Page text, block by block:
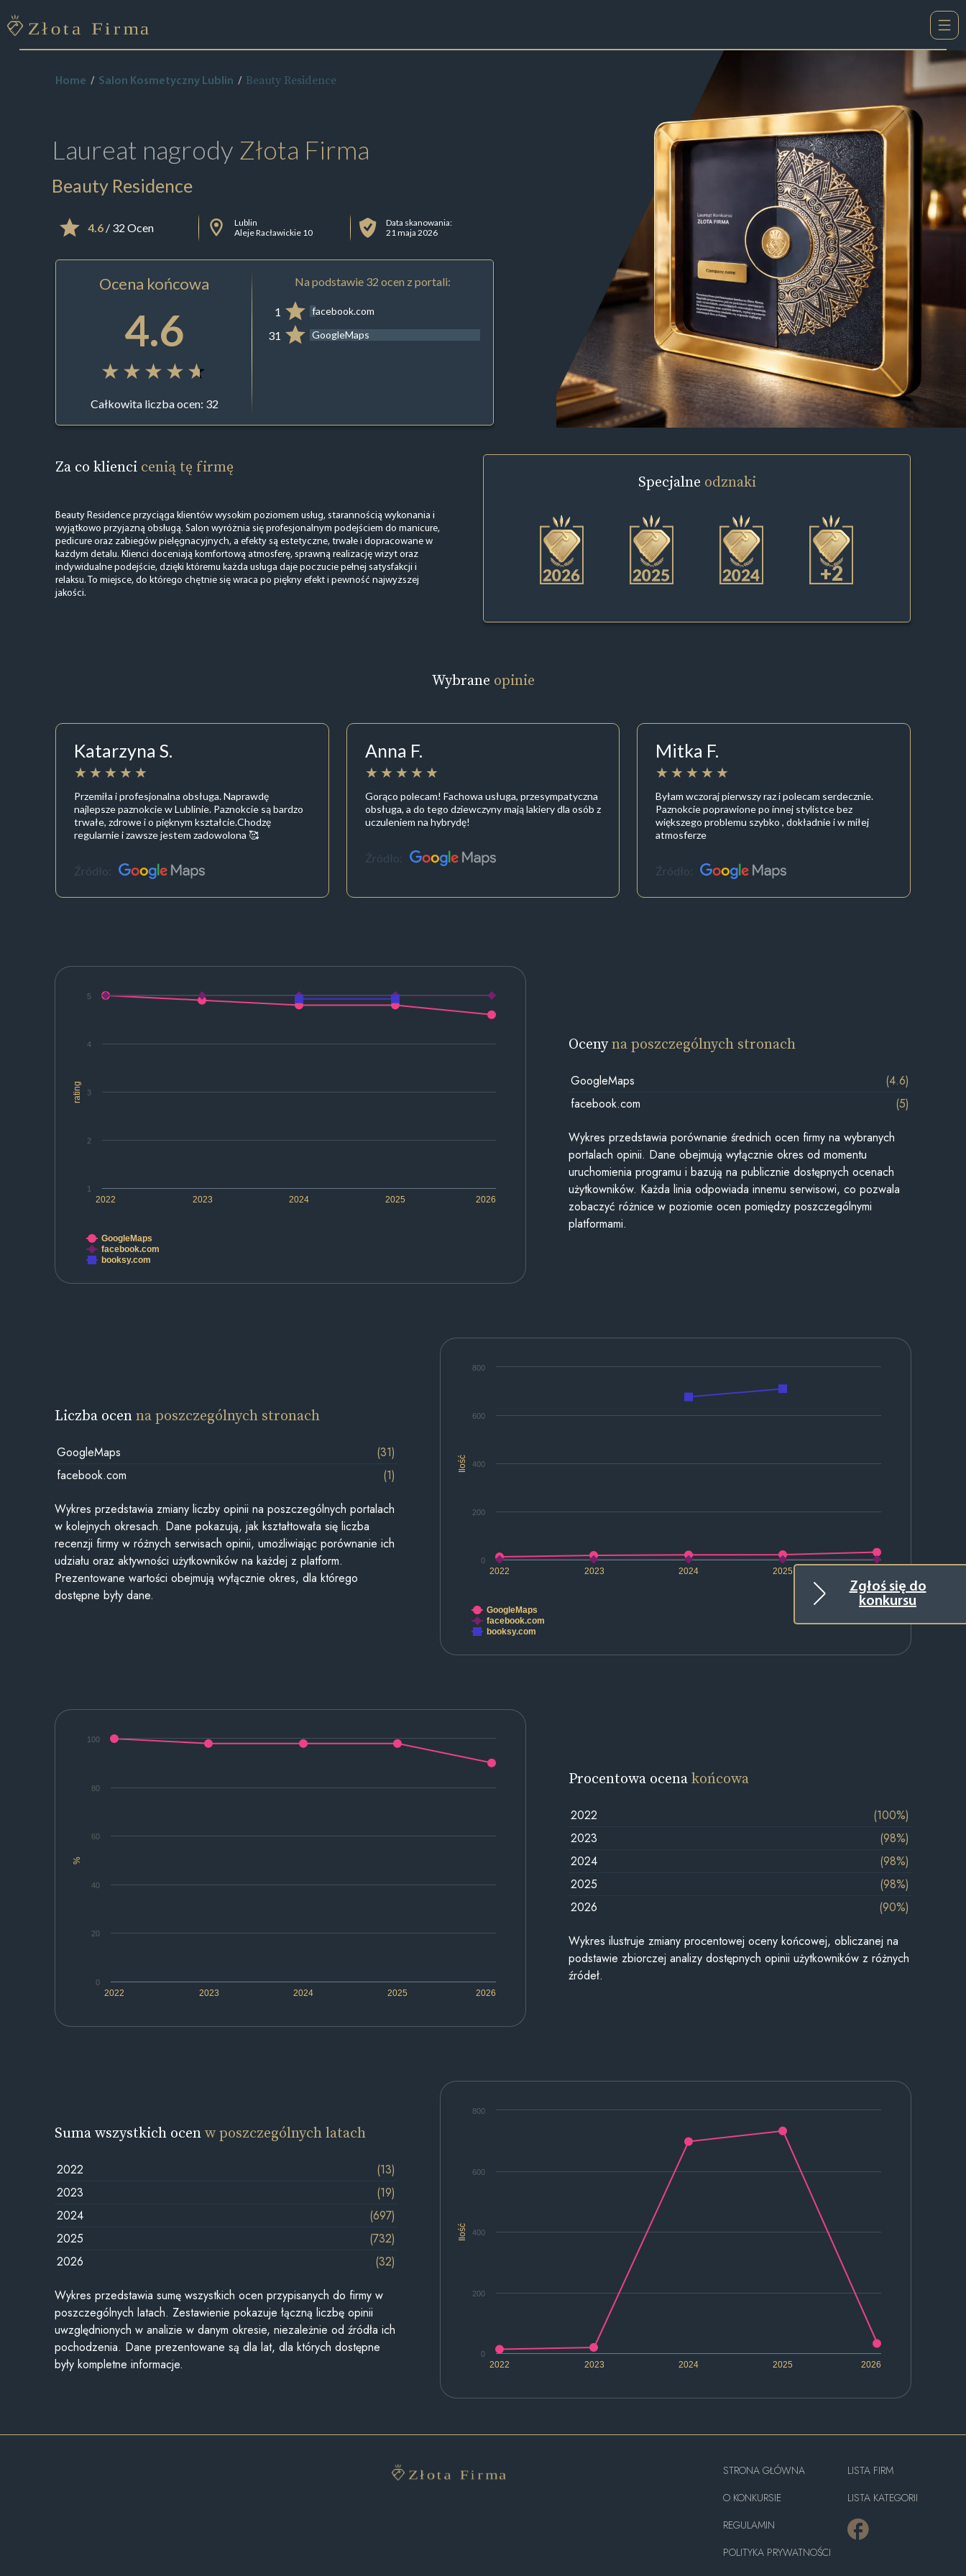
Zgłoś się do
konkursu
Home Salon Kosmetyczny Lublin Beauty Residence
Laureat nagrody Złota Firma
Beauty Residence
4.6/ 32 Ocen
Lublin
Aleje Racławickie 10
Data skanowania:
21 maja 2026
Ocena końcowa
4.6
Całkowita liczba ocen: 32
Na podstawie 32 ocen z portali:
1 facebook.com
31 GoogleMaps
Za co klienci cenią tę firmę
Beauty Residence przyciąga klientów wysokim poziomem usług, starannością wykonania i
wyjątkowo przyjazną obsługą. Salon wyróżnia się profesjonalnym podejściem do manicure,
pedicure oraz zabiegów pielęgnacyjnych, a efekty są estetyczne, trwałe i dopracowane w
każdym detalu. Klienci doceniają komfortową atmosferę, sprawną realizację wizyt oraz
indywidualne podejście, dzięki któremu każda usługa daje poczucie pełnej satysfakcji i
relaksu. To miejsce, do którego chętnie się wraca po piękny efekt i pewność najwyższej
jakości.
Specjalne odznaki
+2
Wybrane opinie
Katarzyna S.
Przemiła i profesjonalna obsługa. Naprawdę
najlepsze paznokcie w Lublinie. Paznokcie są bardzo
trwałe, zdrowe i o pięknym kształcie.Chodzę
regularnie i zawsze jestem zadowolona 🥰
Źródło:
Anna F.
Gorąco polecam! Fachowa usługa, przesympatyczna
obsługa, a do tego dziewczyny mają lakiery dla osób z
uczuleniem na hybrydę!
Źródło:
Mitka F.
Byłam wczoraj pierwszy raz i polecam serdecznie.
Paznokcie poprawione po innej stylistce bez
większego problemu szybko , dokładnie i w miłej
atmosferze
Źródło:
rating
2022 2023 2024 2025 2026
1
2
3
4
5
GoogleMaps
facebook.com
booksy.com
Ocenyna poszczególnych stronach
GoogleMaps
(4.6)
facebook.com
(5)
Wykres przedstawia porównanie średnich ocen firmy na wybranych
portalach opinii. Dane obejmują wyłącznie okres od momentu
uruchomienia programu i bazują na publicznie dostępnych ocenach
użytkowników. Każda linia odpowiada innemu serwisowi, co pozwala
zobaczyć różnice w poziomie ocen pomiędzy poszczególnymi
platformami.
Ilość
2022 2023 2024 2025
0
200
400
600
800
GoogleMaps
facebook.com
booksy.com
Liczba ocenna poszczególnych stronach
GoogleMaps
(31)
facebook.com
(1)
Wykres przedstawia zmiany liczby opinii na poszczególnych portalach
w kolejnych okresach. Dane pokazują, jak kształtowała się liczba
recenzji firmy w różnych serwisach opinii, umożliwiając porównanie ich
udziału oraz aktywności użytkowników na każdej z platform.
Prezentowane wartości obejmują wyłącznie okres, dla którego
dostępne były dane.
%
2022 2023 2024 2025 2026
0
20
40
60
80
100
Procentowa ocenakońcowa
2022
(100%)
2023
(98%)
2024
(98%)
2025
(98%)
2026
(90%)
Wykres ilustruje zmiany procentowej oceny końcowej, obliczanej na
podstawie zbiorczej analizy dostępnych opinii użytkowników z różnych
źródeł.
Ilość
2022 2023 2024 2025 2026
0
200
400
600
800
Suma wszystkich ocenw poszczególnych latach
2022
(13)
2023
(19)
2024
(697)
2025
(732)
2026
(32)
Wykres przedstawia sumę wszystkich ocen przypisanych do firmy w
poszczególnych latach. Zestawienie pokazuje łączną liczbę opinii
uwzględnionych w analizie w danym okresie, niezależnie od źródła ich
pochodzenia. Dane prezentowane są dla lat, dla których dostępne
były kompletne informacje.
STRONA GŁÓWNA
O KONKURSIE
REGULAMIN
POLITYKA PRYWATNOŚCI
LISTA FIRM
LISTA KATEGORII